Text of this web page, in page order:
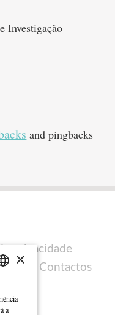
Investigação
and pingbacks
privacidade
Contactos
×
a